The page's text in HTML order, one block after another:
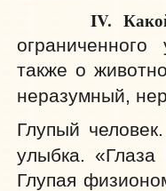
IV.
также о
неразумный,
Глупый
улыбка.
Глупая